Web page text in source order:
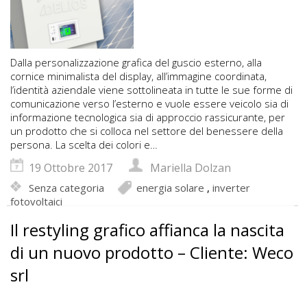
Dalla personalizzazione grafica del guscio esterno, alla
cornice minimalista del display, all’immagine coordinata,
l’identità aziendale viene sottolineata in tutte le sue forme di
comunicazione verso l’esterno e vuole essere veicolo sia di
informazione tecnologica sia di approccio rassicurante, per
un prodotto che si colloca nel settore del benessere della
persona. La scelta dei colori e…
19 Ottobre 2017 Mariella Dolzan
Senza categoria energia solare , inverter
fotovoltaici
Il restyling grafico affianca la nascita
di un nuovo prodotto – Cliente: Weco
srl